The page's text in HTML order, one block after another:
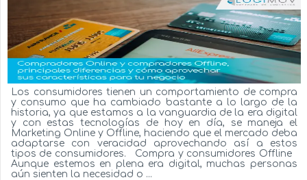
Los consumidores tienen un comportamiento de compra
y consumo que ha cambiado bastante a lo largo de la
historia, ya que estamos a la vanguardia de la era digital
y con estas tecnologías de hoy en día, se maneja el
Marketing Online y Offline, haciendo que el mercado deba
adaptarse con veracidad aprovechando así a estos
tipos de consumidores. Compra y consumidores Offline
Aunque estemos en plena era digital, muchas personas
aún sienten la necesidad o ...